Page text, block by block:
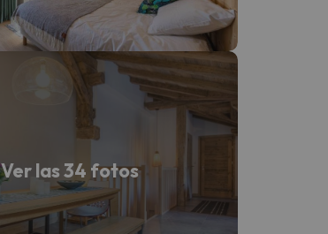
Ver las 34 fotos